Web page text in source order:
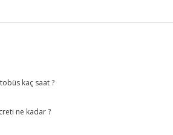
kaç saat ?
ne kadar ?